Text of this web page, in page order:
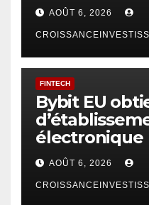
AOÛT 6, 2026
FINTECH
Bybit EU
électronique
AOÛT 6, 2026